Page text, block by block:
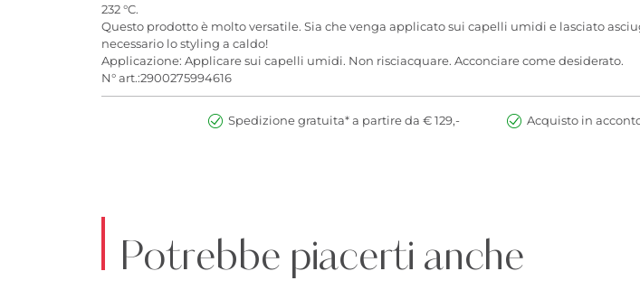
232 °C.
Questo prodotto è molto versatile. Sia che venga applicato sui capelli umidi e lasciato
necessario lo styling a caldo!
Applicazione: Applicare sui capelli umidi. Non risciacquare. Acconciare come desiderato.
N° art.:2900275994616
Spedizione gratuita* a partire da € 129,- Acquisto in
Potrebbe piacerti anche